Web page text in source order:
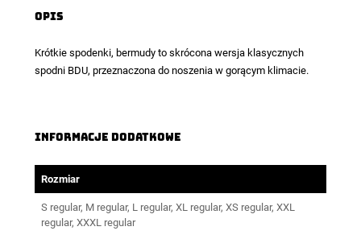
Opis
Krótkie spodenki, bermudy to skrócona wersja klasycznych
spodni BDU, przeznaczona do noszenia w gorącym klimacie.
Informacje dodatkowe
Rozmiar
S regular, M regular, L regular, XL regular, XS regular, XXL
regular, XXXL regular